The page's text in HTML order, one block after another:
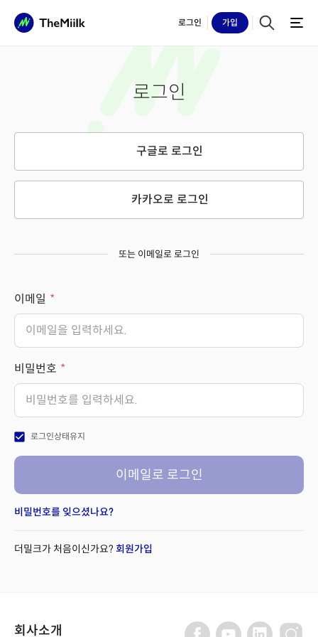
로그인 가입
로그인
구글로 로그인
카카오로 로그인
또는 이메일로 로그인
이메일
비밀번호
check_box 로그인상태유지
이메일로 로그인
비밀번호를 잊으셨나요?
더밀크가 처음이신가요? 회원가입
회사소개